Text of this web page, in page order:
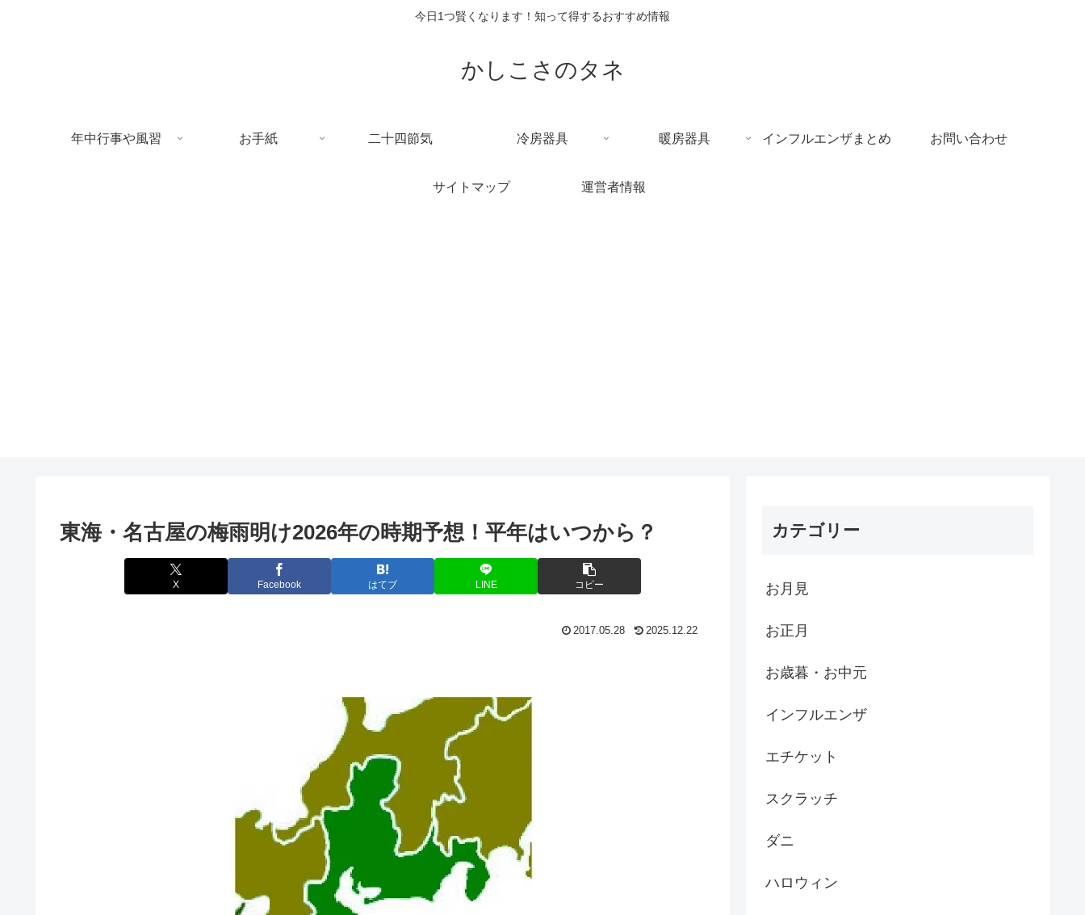
今日1つ賢くなります！知って得するおすすめ情報
かしこさのタネ
年中行事や風習 お手紙 二十四節気 冷房器具 暖房器具 インフルエンザまとめ お問い合わせ
サイトマップ 運営者情報
東海・名古屋の梅雨明け2026年の時期予想！平年はいつから？
X Facebook はてブ LINE コピー
2017.05.28 2025.12.22
カテゴリー
お月見
お正月
お歳暮・お中元
インフルエンザ
エチケット
スクラッチ
ダニ
ハロウィン